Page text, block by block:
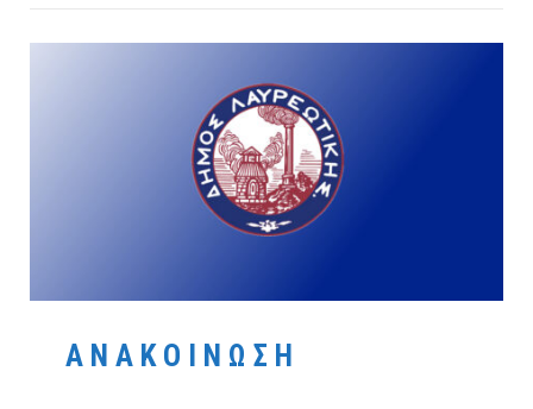
Α Ν Α Κ Ο Ι Ν Ω Σ Η